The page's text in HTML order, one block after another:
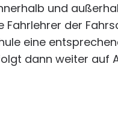
und
der
eine
dann weiter auf